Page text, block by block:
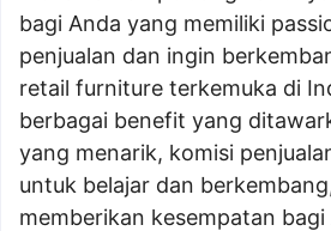
bagi Anda yang memiliki
penjualan dan ingin
retail furniture terkemuka di
berbagai benefit yang
yang menarik, komisi
untuk belajar dan
memberikan kesempatan